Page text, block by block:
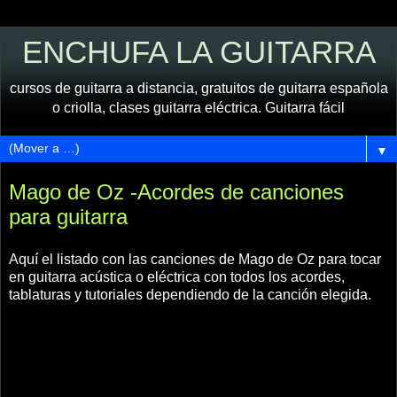
ENCHUFA LA GUITARRA
cursos de guitarra a distancia, gratuitos de guitarra española
o criolla, clases guitarra eléctrica. Guitarra fácil
▼
Mago de Oz -Acordes de canciones
para guitarra
Aquí el listado con las canciones de Mago de Oz para tocar
en guitarra acústica o eléctrica con todos los acordes,
tablaturas y tutoriales dependiendo de la canción elegida.